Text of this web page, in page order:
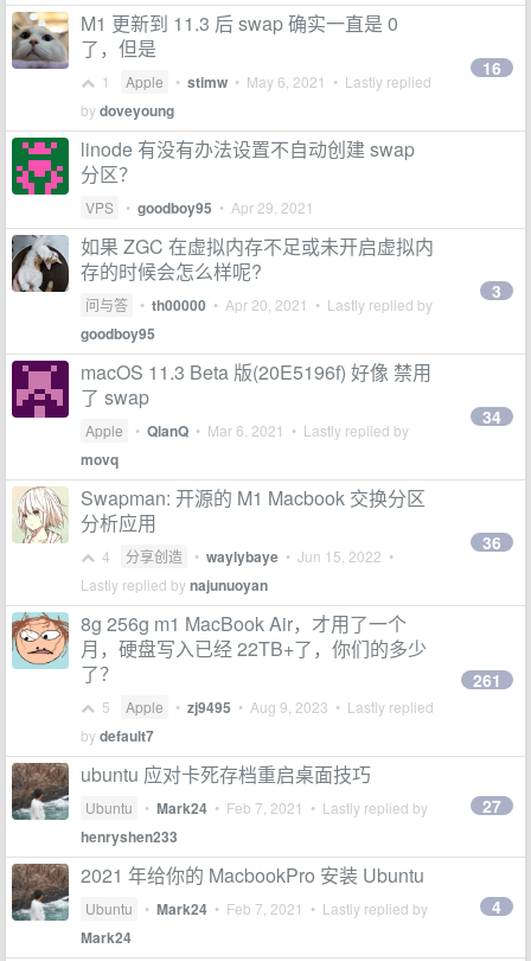
M1 更新到 11.3 后 swap 确实一直是 0
了，但是
1 Apple • stimw • May 6, 2021 • Lastly replied
bydoveyoung
16
linode 有没有办法设置不自动创建 swap
分区？
VPS • goodboy95 • Apr 29, 2021
如果 ZGC 在虚拟内存不足或未开启虚拟内
存的时候会怎么样呢?
问与答 • th00000 • Apr 20, 2021 • Lastly replied by
goodboy95
3
macOS 11.3 Beta 版(20E5196f) 好像 禁用
了 swap
Apple • QlanQ • Mar 6, 2021 • Lastly replied by
movq
34
Swapman: 开源的 M1 Macbook 交换分区
分析应用
4 分享创造 • waylybaye • Jun 15, 2022 •
Lastly replied bynajunuoyan
36
8g 256g m1 MacBook Air，才用了一个
月，硬盘写入已经 22TB+了，你们的多少
了？
5 Apple • zj9495 • Aug 9, 2023 • Lastly replied
bydefault7
261
ubuntu 应对卡死存档重启桌面技巧
Ubuntu • Mark24 • Feb 7, 2021 • Lastly replied by
henryshen233
27
2021 年给你的 MacbookPro 安装 Ubuntu
Ubuntu • Mark24 • Feb 7, 2021 • Lastly replied by
Mark24
4